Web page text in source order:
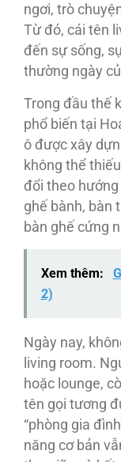
ngơi, trò
Từ đó, cái tên
đến sự sống,
thường ngày
Trong đầu thế
phổ biến tại
ô được xây
không thể
đổi theo
ghế bành, bàn
bàn ghế cứng
Xem thêm:
2)
Ngày nay,
living room.
hoặc lounge,
tên gọi tương
“phòng gia
năng cơ bản